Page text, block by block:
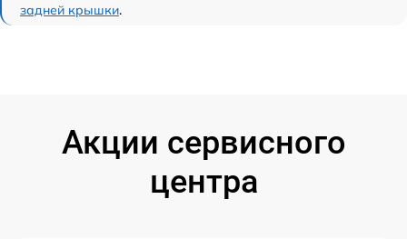
задней крышки.
Акции сервисного
центра